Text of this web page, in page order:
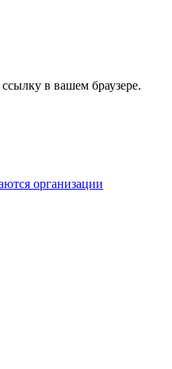
в вашем браузере.
организации